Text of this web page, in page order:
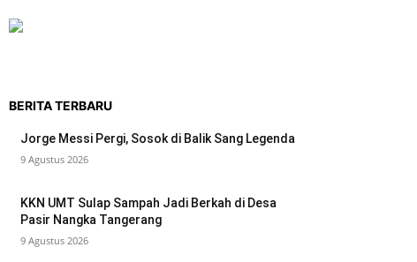
BERITA TERBARU
Jorge Messi Pergi, Sosok di Balik Sang Legenda
9 Agustus 2026
KKN UMT Sulap Sampah Jadi Berkah di Desa
Pasir Nangka Tangerang
9 Agustus 2026